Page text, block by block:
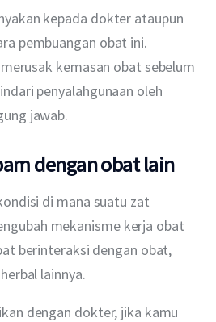
kepada dokter ataupun
pembuangan obat ini.
kemasan obat sebelum
penyalahgunaan oleh
jawab.
dengan obat lain
di mana suatu zat
mekanisme kerja obat
berinteraksi dengan obat,
lainnya.
dengan dokter, jika kamu